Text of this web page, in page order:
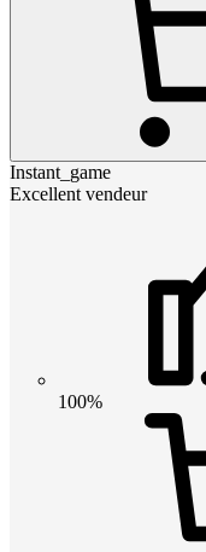
Instant_game
Excellent vendeur
100%